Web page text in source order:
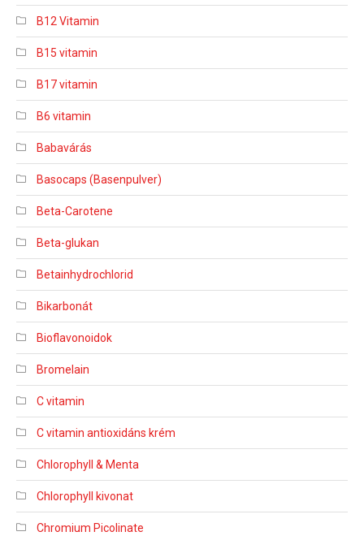
B12 Vitamin
B15 vitamin
B17 vitamin
B6 vitamin
Babavárás
Basocaps (Basenpulver)
Beta-Carotene
Beta-glukan
Betainhydrochlorid
Bikarbonát
Bioflavonoidok
Bromelain
C vitamin
C vitamin antioxidáns krém
Chlorophyll & Menta
Chlorophyll kivonat
Chromium Picolinate